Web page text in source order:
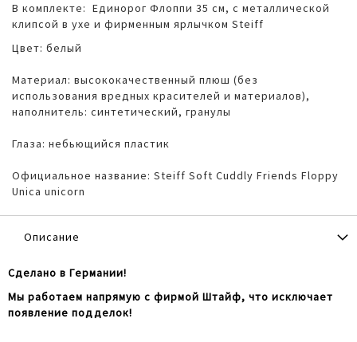
В комплекте: Единорог Флоппи 35 см, с металлической
клипсой в ухе и фирменным ярлычком Steiff
Цвет: белый
Материал: высококачественный плюш (без
использования вредных красителей и материалов),
наполнитель: синтетический, гранулы
Глаза: небьющийся пластик
Официальное название: Steiff Soft Cuddly Friends Floppy
Unica unicorn
Описание
Сделано в Германии!
Мы работаем напрямую с фирмой Штайф, что исключает
появление подделок!